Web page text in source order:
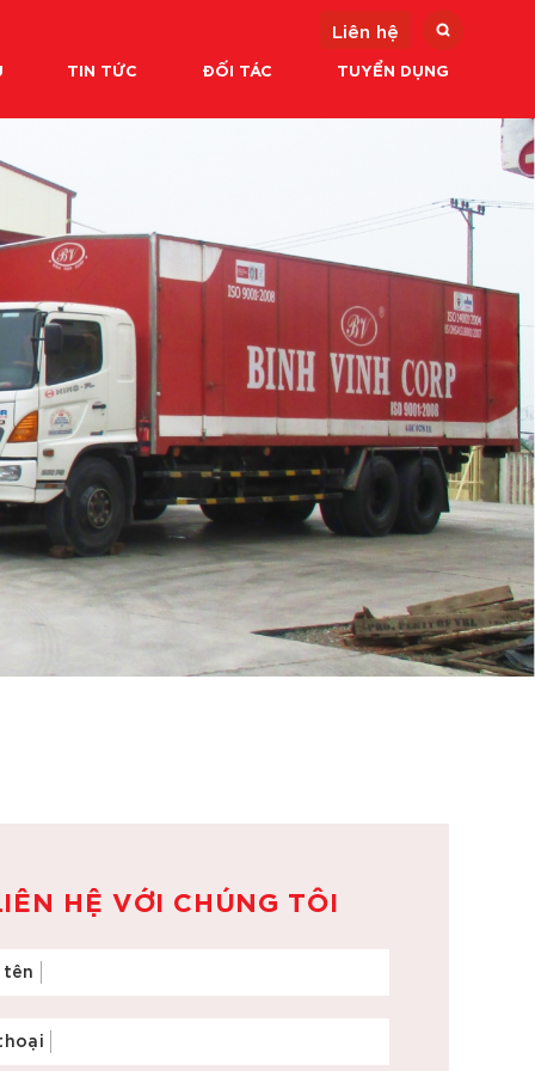
Liên hệ
TIN TỨC ĐỐI TÁC TUYỂN DỤNG
HỆ VỚI CHÚNG TÔI
tên